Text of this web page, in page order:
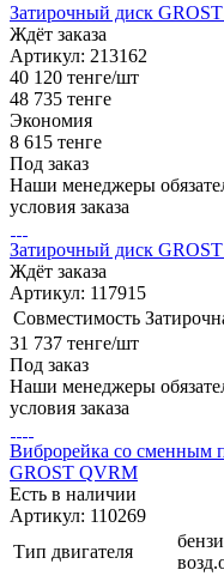
Затирочный диск
Ждёт заказа
Артикул: 213162
40 120 тенге/шт
48 735 тенге
Экономия
8 615 тенге
Под заказ
Наши менеджеры
условия заказа
Затирочный диск
Ждёт заказа
Артикул: 117915
Совместимость
31 737 тенге/шт
Под заказ
Наши менеджеры
условия заказа
Виброрейка со сменным
GROST QVRM
Есть в наличии
Артикул: 110269
Тип двигателя